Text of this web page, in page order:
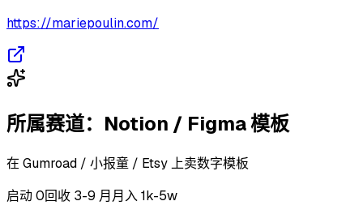
https://mariepoulin.com/
所属赛道： Notion / Figma 模板
在 Gumroad / 小报童 / Etsy 上卖数字模板
启动0回收 3-9 月 月入 1k-5w